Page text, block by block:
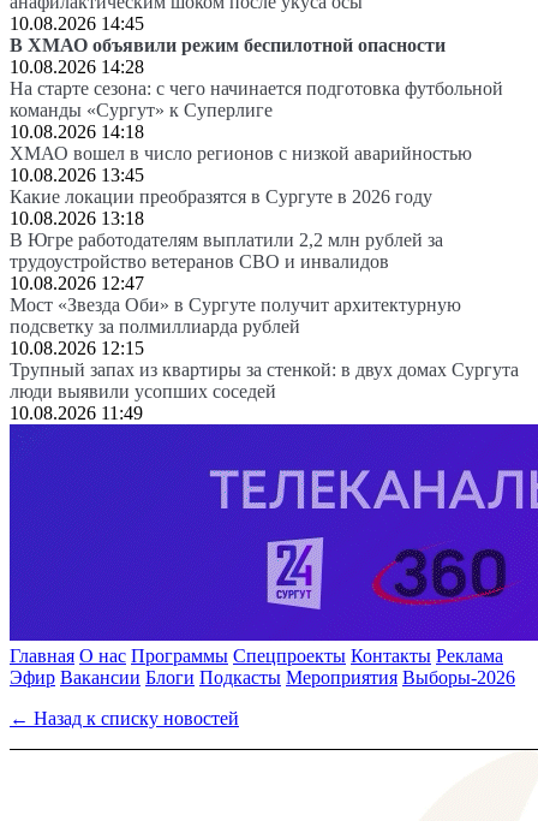
10.08.2026 14:45
В ХМАО объявили режим беспилотной опасности
10.08.2026 14:28
На старте сезона: с чего начинается подготовка футбольной
команды «Сургут» к Суперлиге
10.08.2026 14:18
ХМАО вошел в число регионов с низкой аварийностью
10.08.2026 13:45
Какие локации преобразятся в Сургуте в 2026 году
10.08.2026 13:18
В Югре работодателям выплатили 2,2 млн рублей за
трудоустройство ветеранов СВО и инвалидов
10.08.2026 12:47
Мост «Звезда Оби» в Сургуте получит архитектурную
подсветку за полмиллиарда рублей
10.08.2026 12:15
Трупный запах из квартиры за стенкой: в двух домах Сургута
люди выявили усопших соседей
10.08.2026 11:49
Главная О нас Программы Спецпроекты Контакты Реклама
Эфир Вакансии Блоги Подкасты Мероприятия Выборы-2026
← Назад к списку новостей